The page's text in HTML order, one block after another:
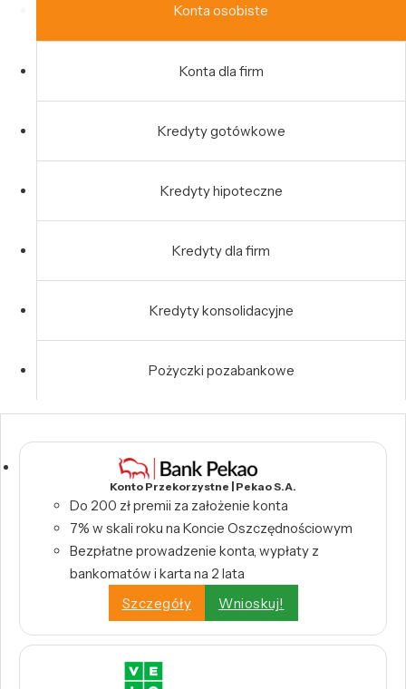
Konta osobiste
Konta dla firm
Kredyty gotówkowe
Kredyty hipoteczne
Kredyty dla firm
Kredyty konsolidacyjne
Pożyczki pozabankowe
Konto Przekorzystne | Pekao S.A.
Do 200 zł premii za założenie konta
7% w skali roku na Koncie Oszczędnościowym
Bezpłatne prowadzenie konta, wypłaty z
bankomatów i karta na 2 lata
Szczegóły
Wnioskuj!